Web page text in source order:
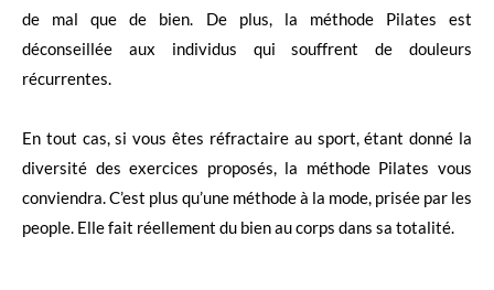
de mal que de bien. De plus, la méthode Pilates est
déconseillée aux individus qui souffrent de douleurs
récurrentes.
En tout cas, si vous êtes réfractaire au sport, étant donné la
diversité des exercices proposés, la méthode Pilates vous
conviendra. C’est plus qu’une méthode à la mode, prisée par les
people. Elle fait réellement du bien au corps dans sa totalité.